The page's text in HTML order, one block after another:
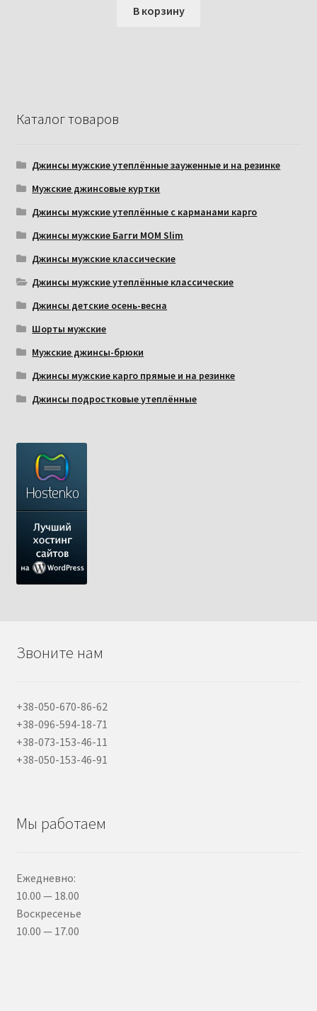
В корзину
Каталог товаров
Джинсы мужские утеплённые зауженные и на резинке
Мужские джинсовые куртки
Джинсы мужские утеплённые с карманами карго
Джинсы мужские Багги МОМ Slim
Джинсы мужские классические
Джинсы мужские утеплённые классические
Джинсы детские осень-весна
Шорты мужские
Мужские джинсы-брюки
Джинсы мужские карго прямые и на резинке
Джинсы подростковые утеплённые
Звоните нам
+38-050-670-86-62
+38-096-594-18-71
+38-073-153-46-11
+38-050-153-46-91
Мы работаем
Ежедневно:
10.00 — 18.00
Воскресенье
10.00 — 17.00